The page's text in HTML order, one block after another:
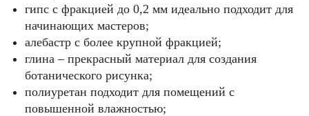
гипс с фракцией до 0,2 мм идеально подходит для
начинающих мастеров;
алебастр с более крупной фракцией;
глина – прекрасный материал для создания
ботанического рисунка;
полиуретан подходит для помещений с
повышенной влажностью;